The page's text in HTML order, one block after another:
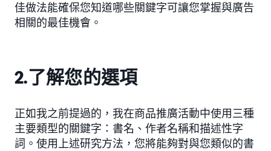
佳做法能確保您知道哪些關鍵字可讓您掌握與廣告
相關的最佳機會。
2.了解您的選項
正如我之前提過的，我在商品推廣活動中使用三種
主要類型的關鍵字：書名、作者名稱和描述性字
詞。使用上述研究方法，您將能夠對與您類似的書